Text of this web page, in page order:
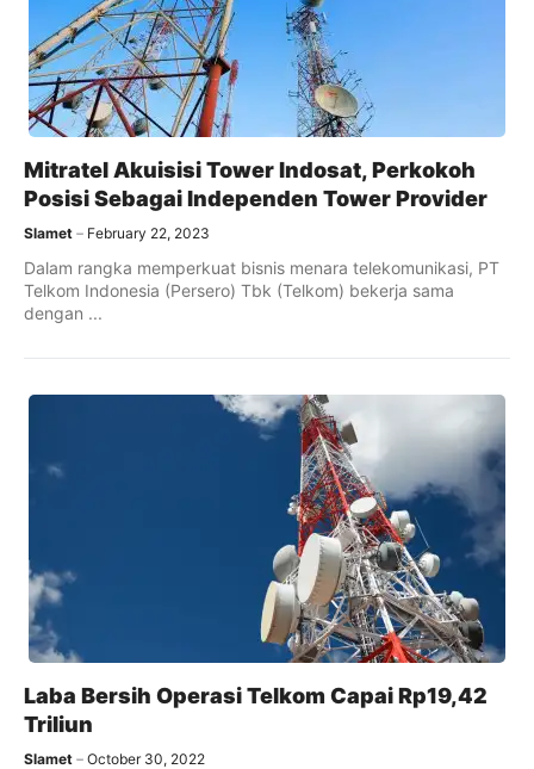
Mitratel Akuisisi Tower Indosat, Perkokoh
Posisi Sebagai Independen Tower Provider
Slamet February 22, 2023
Dalam rangka memperkuat bisnis menara telekomunikasi, PT
Telkom Indonesia (Persero) Tbk (Telkom) bekerja sama
dengan ...
Laba Bersih Operasi Telkom Capai Rp19,42
Triliun
Slamet October 30, 2022